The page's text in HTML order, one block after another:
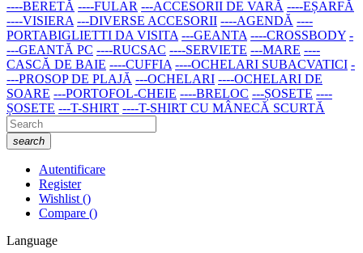
----BERETĂ ----FULAR ---ACCESORII DE VARĂ ----EȘARFĂ
----VISIERA ---DIVERSE ACCESORII ----AGENDĂ ----
PORTABIGLIETTI DA VISITA ---GEANTA ----CROSSBODY -
---GEANTĂ PC ----RUCSAC ----SERVIETE ---MARE ----
CASCĂ DE BAIE ----CUFFIA ----OCHELARI SUBACVATICI -
---PROSOP DE PLAJĂ ---OCHELARI ----OCHELARI DE
SOARE ---PORTOFOL-CHEIE ----BRELOC ---ȘOSETE ----
ȘOSETE ---T-SHIRT ----T-SHIRT CU MÂNECĂ SCURTĂ
search
Autentificare
Register
Wishlist ()
Compare ()
Language